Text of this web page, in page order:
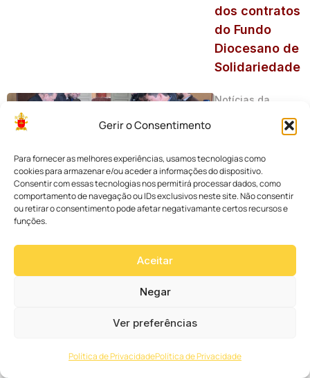
Gerir o Consentimento
Para fornecer as melhores experiências, usamos tecnologias como
cookies para armazenar e/ou aceder a informações do dispositivo.
Consentir com essas tecnologias nos permitirá processar dados, como
comportamento de navegação ou IDs exclusivos neste site. Não consentir
ou retirar o consentimento pode afetar negativamante certos recursos e
funções.
Aceitar
Negar
Ver preferências
Política de PrivacidadePolítica de Privacidade
dos contratos
do Fundo
Diocesano de
Solidariedade
Notícias da
do 4º
Concurso de
Fotografia
Curitiba e
popular está
Família e Vida